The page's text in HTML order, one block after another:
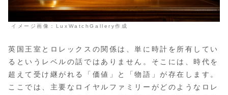
イメージ画像：LuxWatchGallery作成
英国王室とロレックスの関係は、単に時計を所有してい
るというレベルの話ではありません。そこには、時代を
超えて受け継がれる「価値」と「物語」が存在します。
ここでは、主要なロイヤルファミリーがどのようなロレ